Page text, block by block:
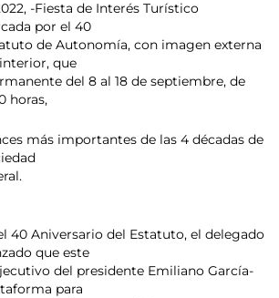
-Fiesta de Interés Turístico
por el 40
de Autonomía, con imagen externa
que
del 8 al 18 de septiembre, de
horas,
más importantes de las 4 décadas de
40 Aniversario del Estatuto, el delegado
que este
del presidente Emiliano García-
para